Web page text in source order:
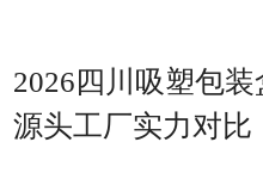
2026四川吸塑包
源头工厂实力对比